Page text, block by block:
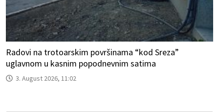
Radovi na trotoarskim površinama “kod Sreza”
uglavnom u kasnim popodnevnim satima
3. August 2026, 11:02